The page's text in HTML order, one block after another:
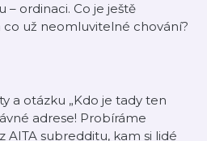
ordinaci. Co je ještě
už neomluvitelné chování?
a otázku „Kdo je tady ten
adrese! Probíráme
AITA subredditu, kam si lidé